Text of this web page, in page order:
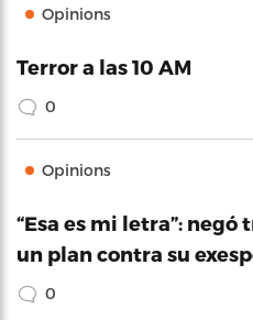
Opinions
Terror a las 10 AM
0
Opinions
“Esa es mi letra”: negó
un plan contra su
0